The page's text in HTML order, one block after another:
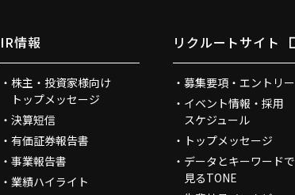
IR情報
株主・投資家様向け
トップメッセージ
決算短信
有価証券報告書
事業報告書
業績ハイライト
リクルートサイト
募集要項・エントリー
イベント情報・採用
スケジュール
トップメッセージ
データとキーワードで
見るTONE